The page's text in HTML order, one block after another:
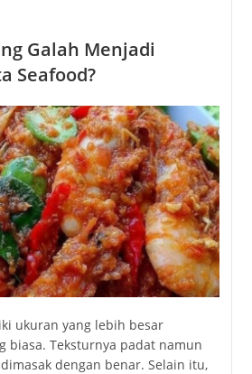
Galah Menjadi
Seafood?
ukuran yang lebih besar
biasa. Teksturnya padat namun
dengan benar. Selain itu,